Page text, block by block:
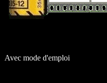
Avec mode d'emploi